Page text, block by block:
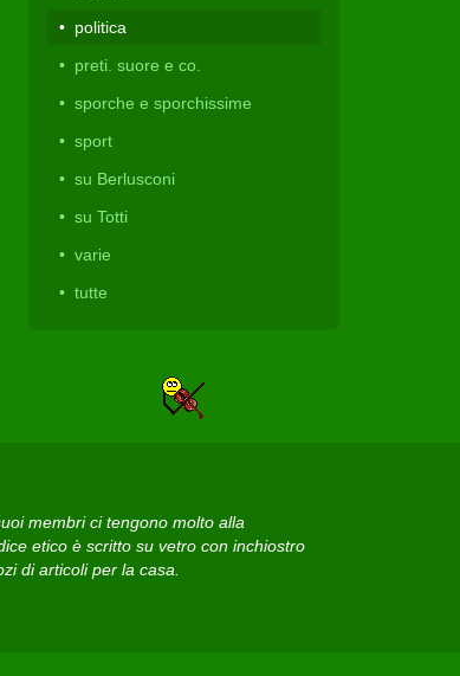
politica
preti. suore e co.
sporche e sporchissime
sport
su Berlusconi
su Totti
varie
tutte
membri ci tengono molto alla
etico è scritto su vetro con inchiostro
di articoli per la casa.